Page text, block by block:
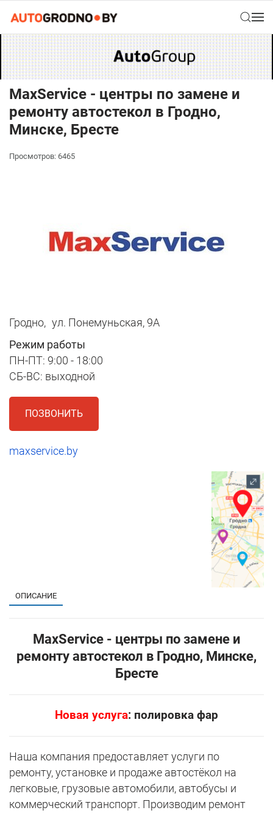
MaxService - центры по замене и
ремонту автостекол в Гродно,
Минске, Бресте
Просмотров: 6465
Гродно, ул. Понемуньская, 9А
Режим работы
ПН-ПТ: 9:00 - 18:00
СБ-ВС: выходной
ПОЗВОНИТЬ
maxservice.by
ОПИСАНИЕ
MaxService - центры по замене и
ремонту автостекол в Гродно, Минске,
Бресте
Новая услуга: полировка фар
Наша компания предоставляет услуги по
ремонту, установке и продаже автостёкол на
легковые, грузовые автомобили, автобусы и
коммерческий транспорт. Производим ремонт